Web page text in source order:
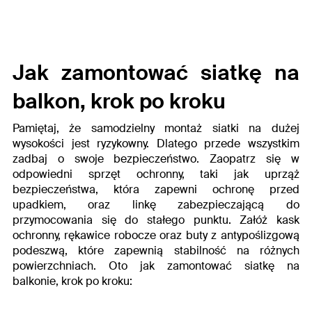
Jak zamontować siatkę na
balkon, krok po kroku
Pamiętaj, że samodzielny montaż siatki na dużej
wysokości jest ryzykowny. Dlatego przede wszystkim
zadbaj o swoje bezpieczeństwo. Zaopatrz się w
odpowiedni sprzęt ochronny, taki jak uprząż
bezpieczeństwa, która zapewni ochronę przed
upadkiem, oraz linkę zabezpieczającą do
przymocowania się do stałego punktu. Załóż kask
ochronny, rękawice robocze oraz buty z antypoślizgową
podeszwą, które zapewnią stabilność na różnych
powierzchniach. Oto jak zamontować siatkę na
balkonie, krok po kroku: